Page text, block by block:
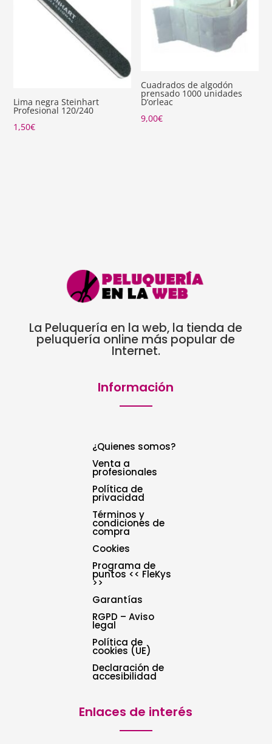
Lima negra Steinhart
Profesional 120/240
1,50€
Cuadrados de algodón
prensado 1000 unidades
D’orleac
9,00€
La Peluquería en la web, la tienda de
peluquería online más popular de
Internet.
Información
¿Quienes somos?
Venta a
profesionales
Política de
privacidad
Términos y
condiciones de
compra
Cookies
Programa de
puntos << FleKys
>>
Garantías
RGPD – Aviso
legal
Política de
cookies (UE)
Declaración de
accesibilidad
Enlaces de interés